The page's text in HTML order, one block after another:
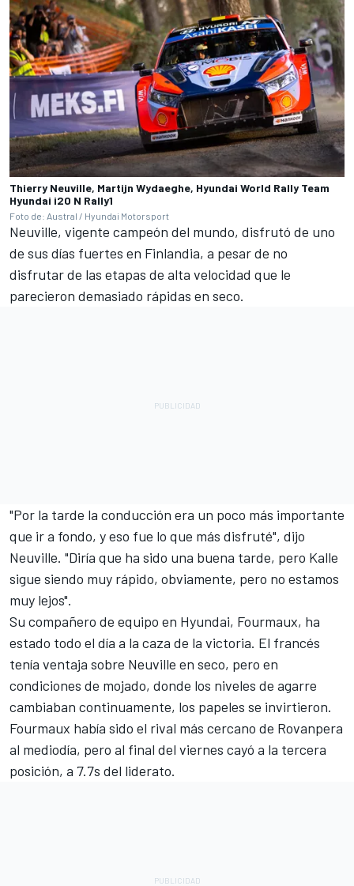
Thierry Neuville, Martijn Wydaeghe, Hyundai World Rally Team
Hyundai i20 N Rally1
Foto de: Austral / Hyundai Motorsport
Neuville, vigente campeón del mundo, disfrutó de uno
de sus días fuertes en Finlandia, a pesar de no
disfrutar de las etapas de alta velocidad que le
parecieron demasiado rápidas en seco.
"Por la tarde la conducción era un poco más importante
que ir a fondo, y eso fue lo que más disfruté", dijo
Neuville. "Diría que ha sido una buena tarde, pero Kalle
sigue siendo muy rápido, obviamente, pero no estamos
muy lejos".
Su compañero de equipo en Hyundai, Fourmaux, ha
estado todo el día a la caza de la victoria. El francés
tenía ventaja sobre Neuville en seco, pero en
condiciones de mojado, donde los niveles de agarre
cambiaban continuamente, los papeles se invirtieron.
Fourmaux había sido el rival más cercano de Rovanpera
al mediodía, pero al final del viernes cayó a la tercera
posición, a 7.7s del liderato.